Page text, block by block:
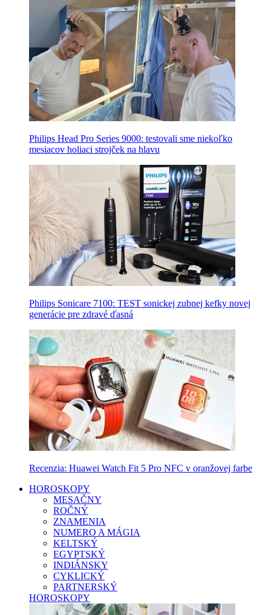
Philips Head Pro Series 9000: testovali sme niekoľko
mesiacov holiaci strojček na hlavu
Philips Sonicare 7100: TEST sonickej zubnej kefky novej
generácie pre zdravé ďasná
Recenzia: Huawei Watch Fit 5 Pro NFC v oranžovej farbe
HOROSKOPY
MESAČNY
ROČNÝ
ZNAMENIA
NUMERO A MÁGIA
KELTSKÝ
EGYPTSKÝ
INDIÁNSKY
CYKLICKÝ
PARTNERSKÝ
HOROSKOPY